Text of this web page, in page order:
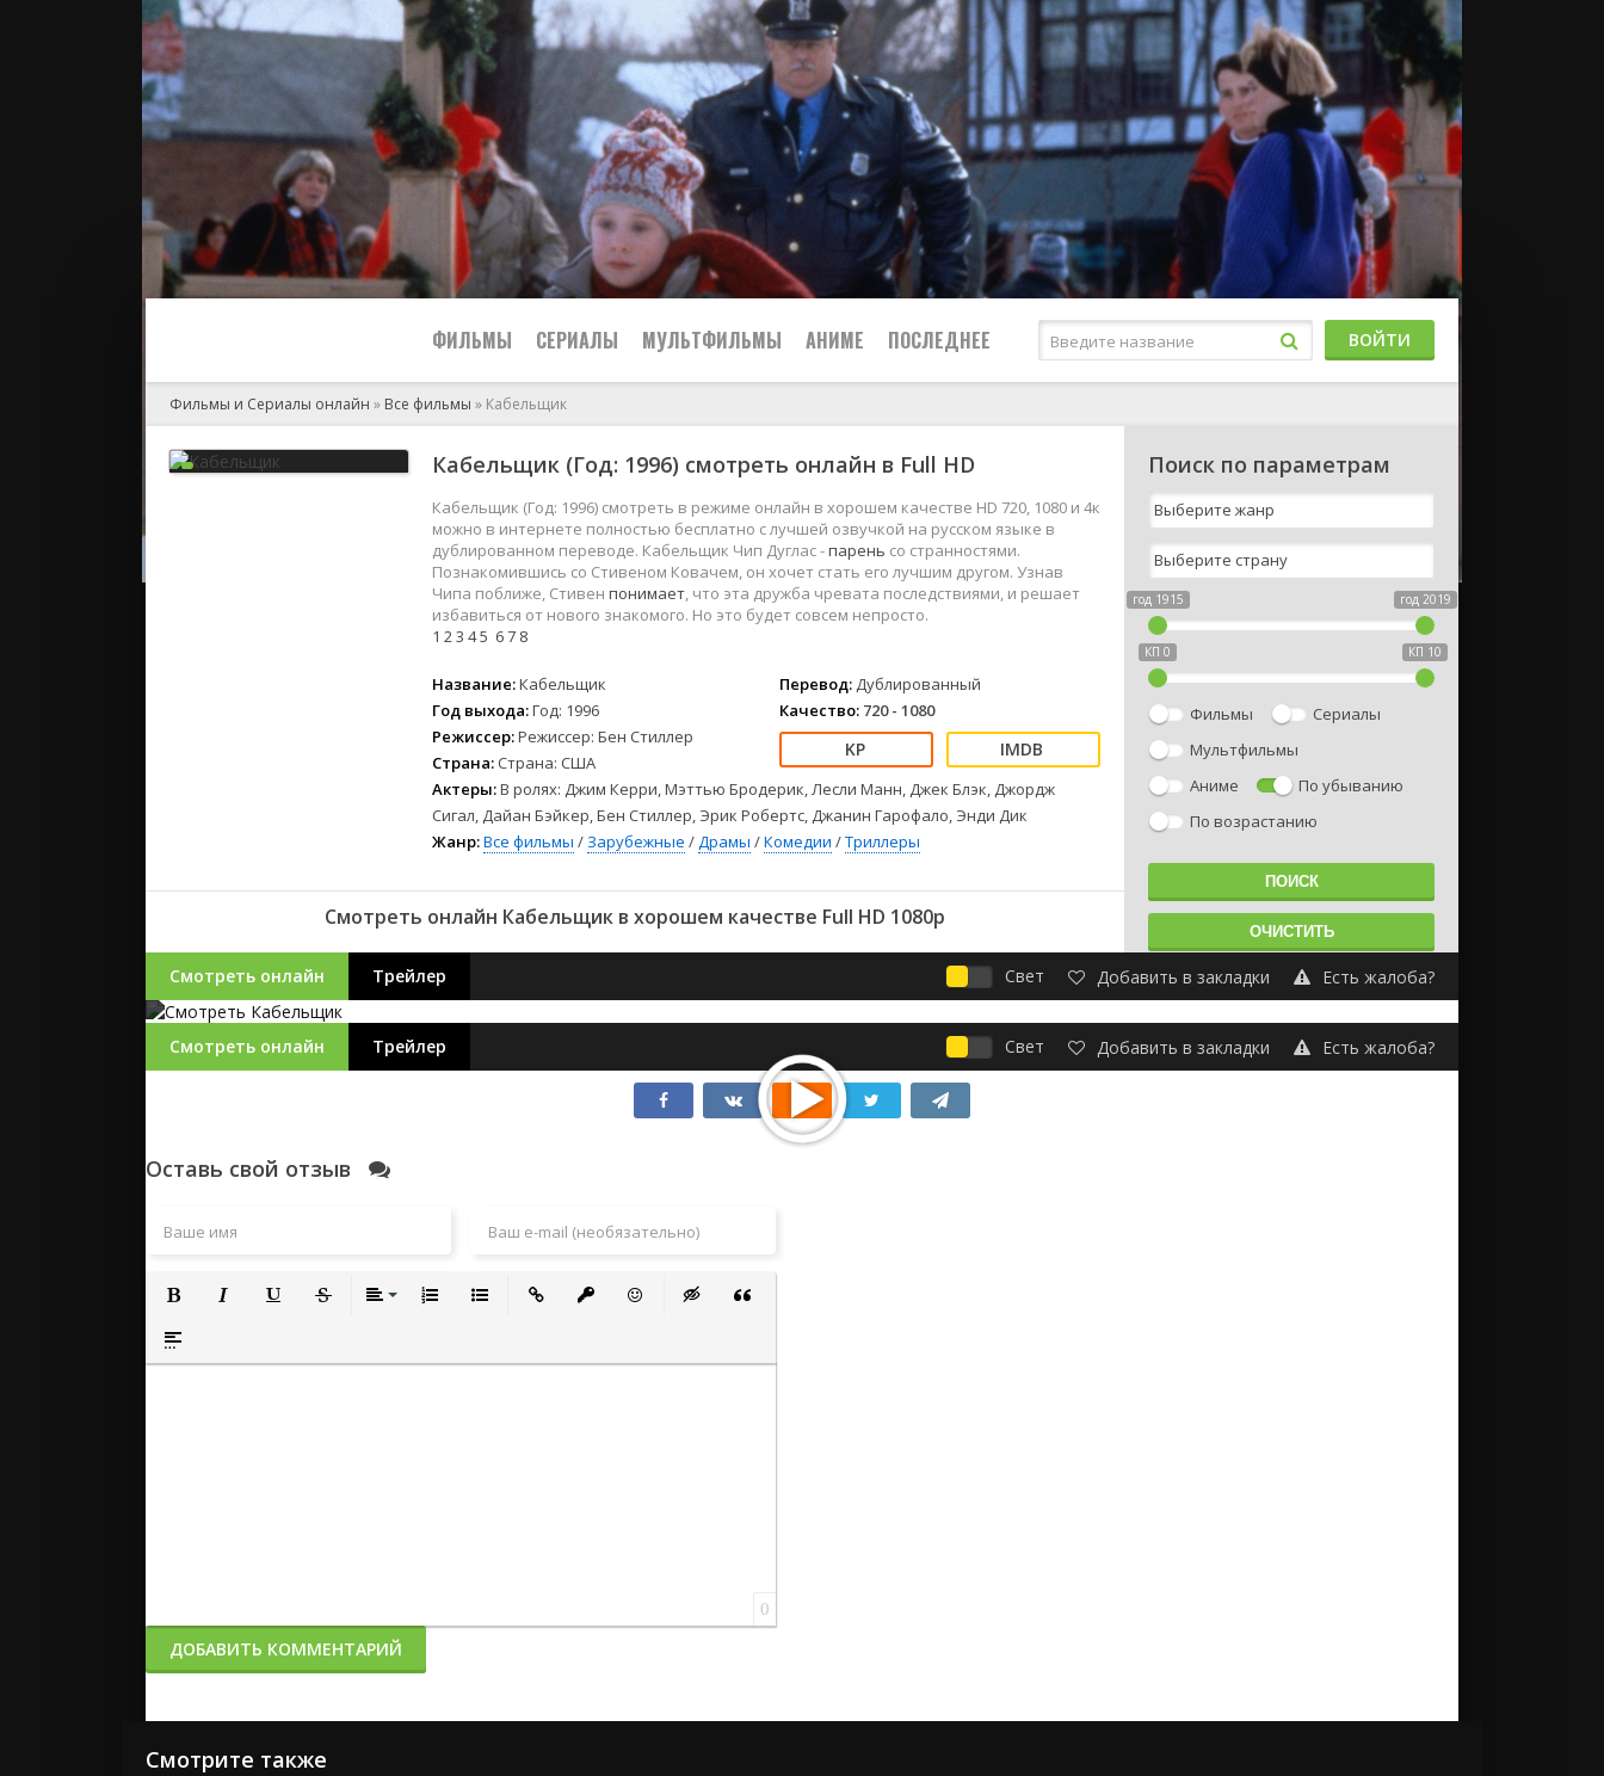
ФИЛЬМЫ
2024
2023
2022
2021
СССР
Зарубежные
Боевики
Военные
Детективы
Детские
Драмы
Мелодрамы
Приключения
Семейные
Спорт
Триллеры
Фэнтези
СЕРИАЛЫ МУЛЬТФИЛЬМЫ АНИМЕ ПОСЛЕДНЕЕ
2024
2023
2022
2021
СССР
Фильмы из соцетей
ВОЙТИ
Фильмы и Сериалы онлайн » Все фильмы » Кабельщик
Кабельщик (Год: 1996) смотреть онлайн в Full HD
Кабельщик (Год: 1996) смотреть в режиме онлайн в хорошем качестве HD 720, 1080 и 4к
можно в интернете полностью бесплатно с лучшей озвучкой на русском языке в
дублированном переводе. Кабельщик Чип Дуглас -парень со странностями.
Познакомившись со Стивеном Ковачем, он хочет стать его лучшим другом. Узнав
Чипа поближе, Стивен понимает, что эта дружба чревата последствиями, и решает
избавиться от нового знакомого. Но это будет совсем непросто.
1 23 45 67 8
Название:Кабельщик
Год выхода:Год: 1996
Режиссер:Режиссер: Бен Стиллер
Страна: Страна: США
Перевод: Дублированный
Качество: 720 - 1080
Актеры:В ролях: Джим Керри, Мэттью Бродерик, Лесли Манн, Джек Блэк, Джордж
Сигал, Дайан Бэйкер, Бен Стиллер, Эрик Робертс, Джанин Гарофало, Энди Дик
Жанр:Все фильмы / Зарубежные /Драмы /Комедии /Триллеры
Смотреть онлайн Кабельщик в хорошем качестве Full HD 1080p
Поиск по параметрам
год 1915 год 2019
КП 0 КП 10
Фильмы
Сериалы
Мультфильмы
Аниме
По убыванию
По возрастанию
Смотреть онлайн Трейлер Свет Добавить в закладки Есть жалоба?
Смотреть онлайн Трейлер Свет Добавить в закладки Есть жалоба?
Оставь свой отзыв
Полужирный
Вставка спойлера
0
ДОБАВИТЬ КОММЕНТАРИЙ
Смотрите также